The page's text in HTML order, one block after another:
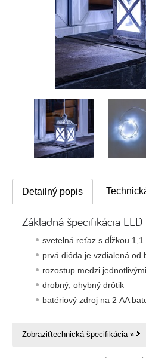
Detailný popis
Základná špecifikácia
svetelná reťaz s dĺžkou 1,1
prvá dióda je vzdialená od
rozostup medzi
drobný, ohybný drôtik
batériový zdroj na 2 AA
Zobraziťtechnická špecifikácia »